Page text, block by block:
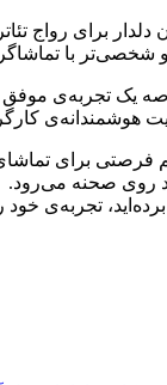
دلدار برای
شخصی‌تر با
هوشمندانه‌ی
روی صحنه می‌رود.
تجربه‌ی